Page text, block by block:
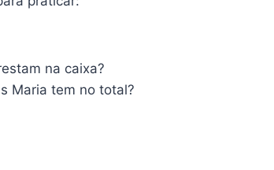
na caixa?
Maria tem no total?